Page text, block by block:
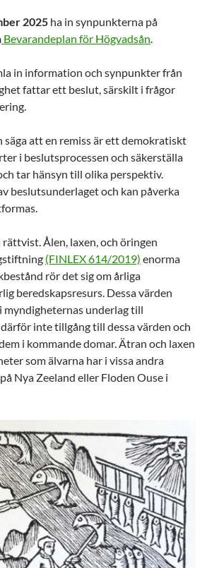
2025 ha in synpunkterna på
Bevarandeplan för Högvadsån.
in information och synpunkter från
fattar ett beslut, särskilt i frågor
säga att en remiss är ett demokratiskt
i beslutsprocessen och säkerställa
tar hänsyn till olika perspektiv.
beslutsunderlaget och kan påverka
Ålen, laxen, och öringen
(FINLEX 614/2019) enorma
rör det sig om årliga
beredskapsresurs. Dessa värden
myndigheternas underlag till
inte tillgång till dessa värden och
i kommande domar. Ätran och laxen
som älvarna har i vissa andra
Nya Zeeland eller Floden Ouse i